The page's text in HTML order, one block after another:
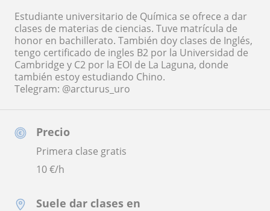
Precio
Primera clase gratis
10€/h
Suele dar clases en
Estudiante universitario de Química se ofrece a dar
clases de materias de ciencias. Tuve matrícula de
honor en bachillerato. También doy clases de Inglés,
tengo certificado de ingles B2 por la Universidad de
Cambridge y C2 por la EOI de La Laguna, donde
también estoy estudiando Chino.
Telegram: @arcturus_uro